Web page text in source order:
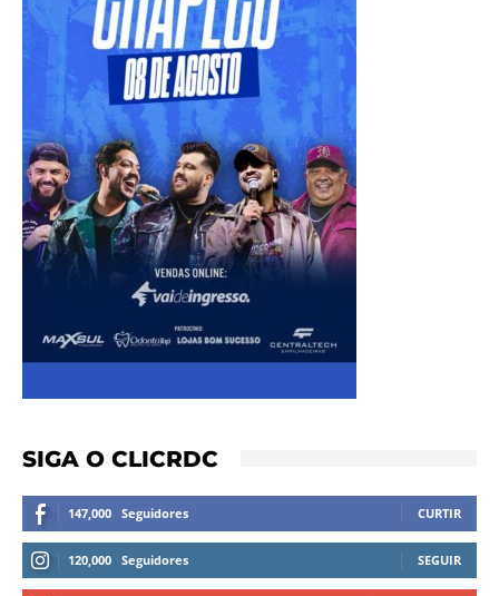
SIGA O CLICRDC
147,000 Seguidores CURTIR
120,000 Seguidores SEGUIR